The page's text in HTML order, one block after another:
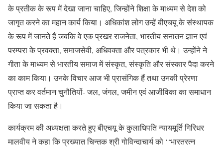
के प्रतीक के रूप में देखा जाना चाहिए, जिन्होंने शिक्षा के माध्यम से देश को
जागृत करने का महान कार्य किया। अधिकांश लोग उन्हें बीएचयू के संस्थापक
के रूप में जानते हैं जबकि वे एक प्रखर राजनेता, भारतीय सनातन ज्ञान एवं
परम्परा के प्रवक्ता, समाजसेवी, अधिवक्ता और पत्रकार भी थे। उन्होंने ने
गीता के माध्यम से भारतीय समाज में संस्कृत, संस्कृति और संस्कार पैदा करने
का काम किया। उनके विचार आज भी प्रासंगिक हैं तथा उनकी प्रेरणा
प्राप्त कर वर्तमान चुनौतियों- जल, जंगल, जमीन एवं आजीविका का समाधान
किया जा सकता है।
कार्यक्रम की अध्यक्षता करते हुए बीएचयू के कुलाधिपति न्यायमूर्ति गिरिधर
मालवीय ने कहा कि प्रख्यात चिन्तक श्री गोविन्दाचार्य को ‘‘भारतरत्न